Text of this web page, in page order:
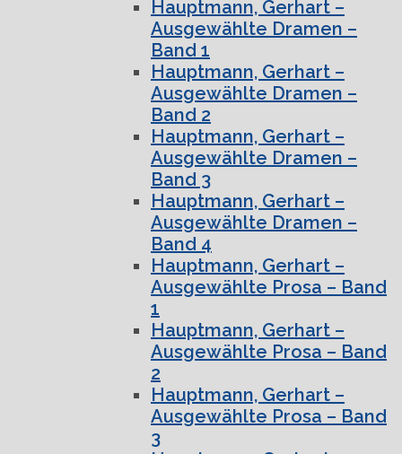
Hauptmann, Gerhart –
Ausgewählte Dramen –
Band 1
Hauptmann, Gerhart –
Ausgewählte Dramen –
Band 2
Hauptmann, Gerhart –
Ausgewählte Dramen –
Band 3
Hauptmann, Gerhart –
Ausgewählte Dramen –
Band 4
Hauptmann, Gerhart –
Ausgewählte Prosa – Band
1
Hauptmann, Gerhart –
Ausgewählte Prosa – Band
2
Hauptmann, Gerhart –
Ausgewählte Prosa – Band
3